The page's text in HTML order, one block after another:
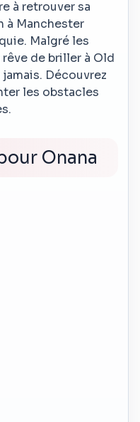
à retrouver sa
à Manchester
Malgré les
de briller à Old
Découvrez
les obstacles
Onana